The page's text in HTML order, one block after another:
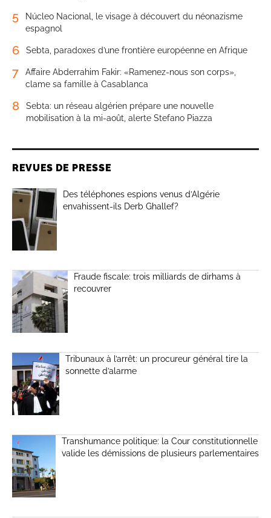
5
Núcleo Nacional, le visage à découvert du néonazisme
espagnol
6 Sebta, paradoxes d’une frontière européenne en Afrique
7
Affaire Abderrahim Fakir: «Ramenez-nous son corps»,
clame sa famille à Casablanca
8
Sebta: un réseau algérien prépare une nouvelle
mobilisation à la mi-août, alerte Stefano Piazza
REVUES DE PRESSE
Des téléphones espions venus d’Algérie
envahissent-ils Derb Ghallef?
Fraude fiscale: trois milliards de dirhams à
recouvrer
Tribunaux à l’arrêt: un procureur général tire la
sonnette d’alarme
Transhumance politique: la Cour constitutionnelle
valide les démissions de plusieurs parlementaires